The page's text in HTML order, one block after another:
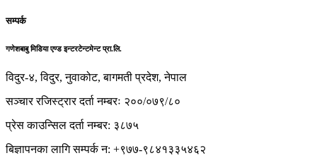
सम्पर्क
गणेशबाबु मिडिया एण्ड इन्टरटेन्टमेन्ट प्रा.लि.
विदुर-४, विदुर, नुवाकोट, बागमती प्रदेश, नेपाल
सञ्चार रजिस्ट्रार दर्ता नम्बरः २००/०७९/८०
प्रेस काउन्सिल दर्ता नम्बर: ३८७५
बिज्ञापनका लागि सम्पर्क न: +९७७-९८४१३३५४६२